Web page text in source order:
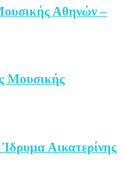
Αθηνών –
Μουσικής
Αικατερίνης